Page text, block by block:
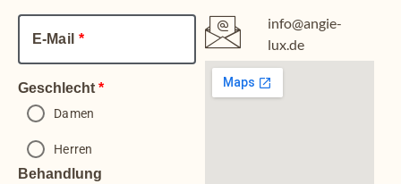
E-Mail
Geschlecht
Damen
Herren
Behandlung
info@angie-
lux.de